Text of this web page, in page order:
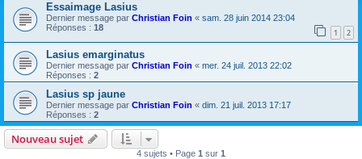
Essaimage Lasius
Dernier message par Christian Foin « sam. 28 juin 2014 23:04
Réponses : 18 1 2
Lasius emarginatus
Dernier message par Christian Foin « mer. 24 juil. 2013 22:02
Réponses : 2
Lasius sp jaune
Dernier message par Christian Foin « dim. 21 juil. 2013 17:17
Réponses : 2
Nouveau sujet
4 sujets • Page 1 sur 1